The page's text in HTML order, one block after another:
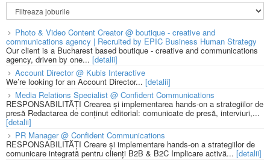
Photo & Video Content Creator @ boutique - creative and
communications agency | Recruited by EPIC Business Human Strategy
Our client is a Bucharest based boutique - creative and communications
agency, driven by one... [detalii]
Account Director @ Kubis Interactive
We’re looking for an Account Director... [detalii]
Media Relations Specialist @ Confident Communications
RESPONSABILITĂȚI Crearea și implementarea hands-on a strategiilor de
presă Redactarea de conținut editorial: comunicate de presă, interviuri,...
[detalii]
PR Manager @ Confident Communications
RESPONSABILITĂȚI Creare și implementare hands-on a strategiilor de
comunicare integrată pentru clienți B2B & B2C Implicare activă... [detalii]